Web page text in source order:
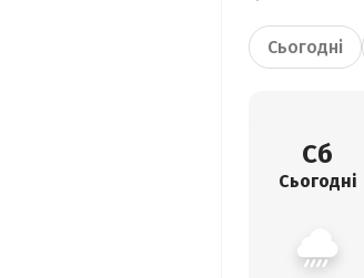
Сьогодні
Сб
Сьогодні